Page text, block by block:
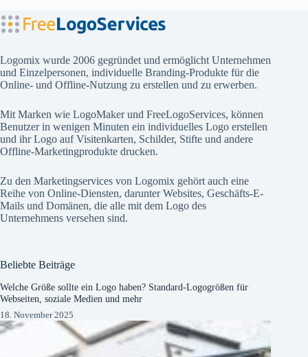
Logomix wurde 2006 gegründet und ermöglicht Unternehmen
und Einzelpersonen, individuelle Branding-Produkte für die
Online- und Offline-Nutzung zu erstellen und zu erwerben.
Mit Marken wie LogoMakerund FreeLogoServices, können
Benutzer in wenigen Minuten ein individuelles Logo erstellen
und ihr Logo auf Visitenkarten, Schilder, Stifte und andere
Offline-Marketingprodukte drucken.
Zu den Marketingservices von Logomix gehört auch eine
Reihe von Online-Diensten, darunter Websites, Geschäfts-E-
Mails und Domänen, die alle mit dem Logo des
Unternehmens versehen sind.
Beliebte Beiträge
Welche Größe sollte ein Logo haben? Standard-Logogrößen für
Webseiten, soziale Medien und mehr
18. November 2025